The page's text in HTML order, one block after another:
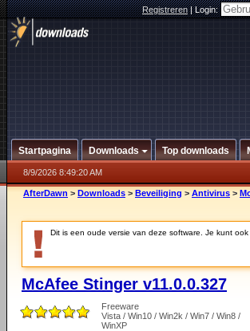
Registreren|Login:
Startpagina Downloads Top downloads
8/9/2026 8:49:20 AM
AfterDawn > Downloads > Beveiliging > Antivirus >
Dit is een oude versie van deze software. Je kunt ook
McAfee Stinger v11.0.0.327
Freeware
Vista / Win10 / Win2k / Win7 / Win8 /
WinXP